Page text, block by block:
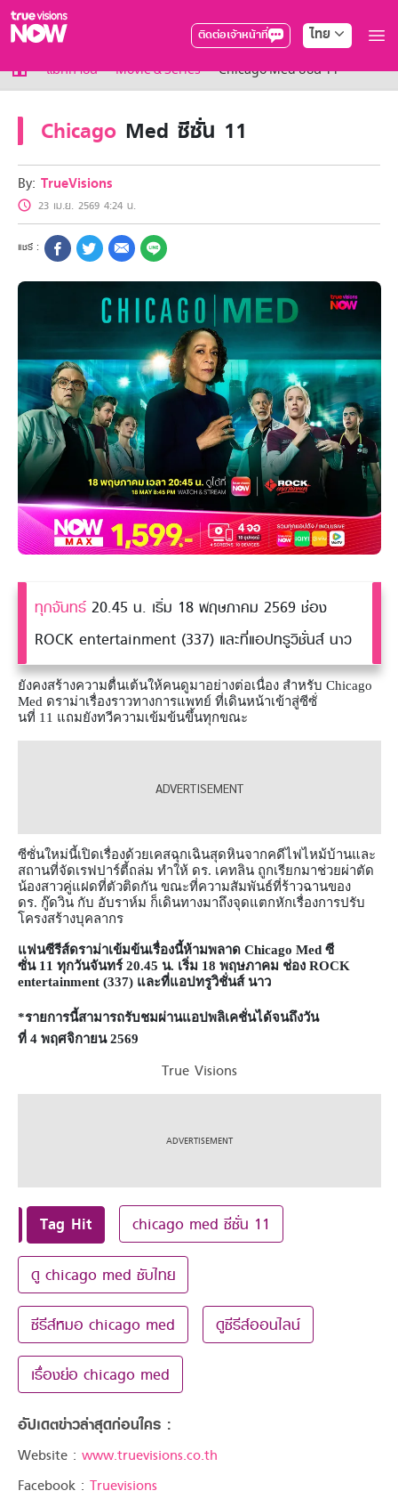
ติดต่อเจ้าหน้าที่ ไทย
True AF2026
แพ็กเกจ
NOW SPORTS
NOW Muay Thai
แพ็กเกจทรูวิชันส์นาวทั้งหมด
เคเบิลและจานดาวเทียม
สิทธิพิเศษ
สิทธิพิเศษลูกค้าทรูวิชั่นส์
HoReCa
แพ็กเกจสำหรับผู้ประกอบการ
หาร้านร่วมรายการ
FAQs
แม็กกาซีน Movie & Series Chicago Med ซีซั่น 11
Chicago Med ซีซั่น 11
By: TrueVisions
23 เม.ย. 2569 4:24 น.
ทุกจันทร์ 20.45 น. เริ่ม 18 พฤษภาคม 2569 ช่อง
ROCK entertainment (337) และที่แอปทรูวิชั่นส์ นาว
ยังคงสร้างความตื่นเต้นให้คนดูมาอย่างต่อเนื่อง สำหรับ Chicago
Med ดราม่าเรื่องราวทางการแพทย์ ที่เดินหน้าเข้าสู่ซีซั่
นที่ 11 แถมยังทวีความเข้มข้นขึ้นทุกขณะ
ซีซั่นใหม่นี้เปิดเรื่องด้วยเคสฉุกเฉินสุดหินจากคดีไฟไหม้บ้านและ
สถานที่จัดเรฟปาร์ตี้ถล่ม ทำให้ ดร. เคทลิน ถูกเรียกมาช่วยผ่าตัด
น้องสาวคู่แฝดที่ตัวติดกัน ขณะที่ความสัมพันธ์ที่ร้าวฉานของ
ดร. กู๊ดวิน กับ อับราห์ม ก็เดินทางมาถึงจุดแตกหักเรื่องการปรับ
โครงสร้างบุคลากร
แฟนซีรีส์ดราม่าเข้มข้นเรื่องนี้ห้ามพลาด Chicago Med ซี
ซั่น 11 ทุกวันจันทร์20.45 น. เริ่ม 18 พฤษภาคม ช่อง ROCK
entertainment (337) และที่แอปทรูวิชั่นส์ นาว
*รายการนี้สามารถรับชมผ่านแอปพลิเคชั่นได้จนถึงวัน
ที่ 4 พฤศจิกายน2569
True Visions
Tag Hit chicago med ซีซั่น 11
ดู chicago med ซับไทย
ซีรีส์หมอ chicago med ดูซีรีส์ออนไลน์
เรื่องย่อ chicago med
อัปเดตข่าวล่าสุดก่อนใคร :
Website : www.truevisions.co.th
Facebook : Truevisions